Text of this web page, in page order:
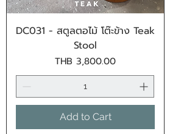
DC031 - สตูลตอไม้ โต๊ะข้าง Teak
Stool
Price
THB 3,800.00
Add to Cart